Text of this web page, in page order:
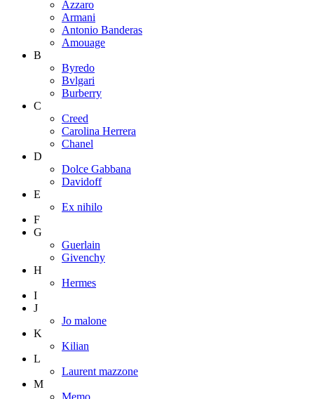
Azzaro
Armani
Antonio Banderas
Amouage
B
Byredo
Bvlgari
Burberry
C
Creed
Carolina Herrera
Chanel
D
Dolce Gabbana
Davidoff
E
Ex nihilo
F
G
Guerlain
Givenchy
H
Hermes
I
J
Jo malone
K
Kilian
L
Laurent mazzone
M
Memo